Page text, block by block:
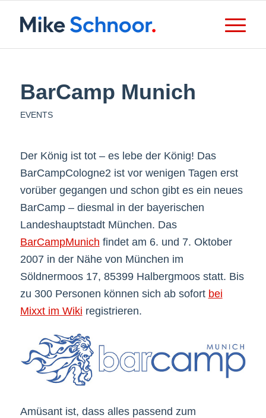
BarCamp Munich
EVENTS
Der König ist tot – es lebe der König! Das
BarCampCologne2 ist vor wenigen Tagen erst
vorüber gegangen und schon gibt es ein neues
BarCamp – diesmal in der bayerischen
Landeshauptstadt München. Das
BarCampMunich findet am 6. und 7. Oktober
2007 in der Nähe von München im
Söldnermoos 17, 85399 Halbergmoos statt. Bis
zu 300 Personen können sich ab sofort bei
Mixxt im Wiki registrieren.
Amüsant ist, dass alles passend zum